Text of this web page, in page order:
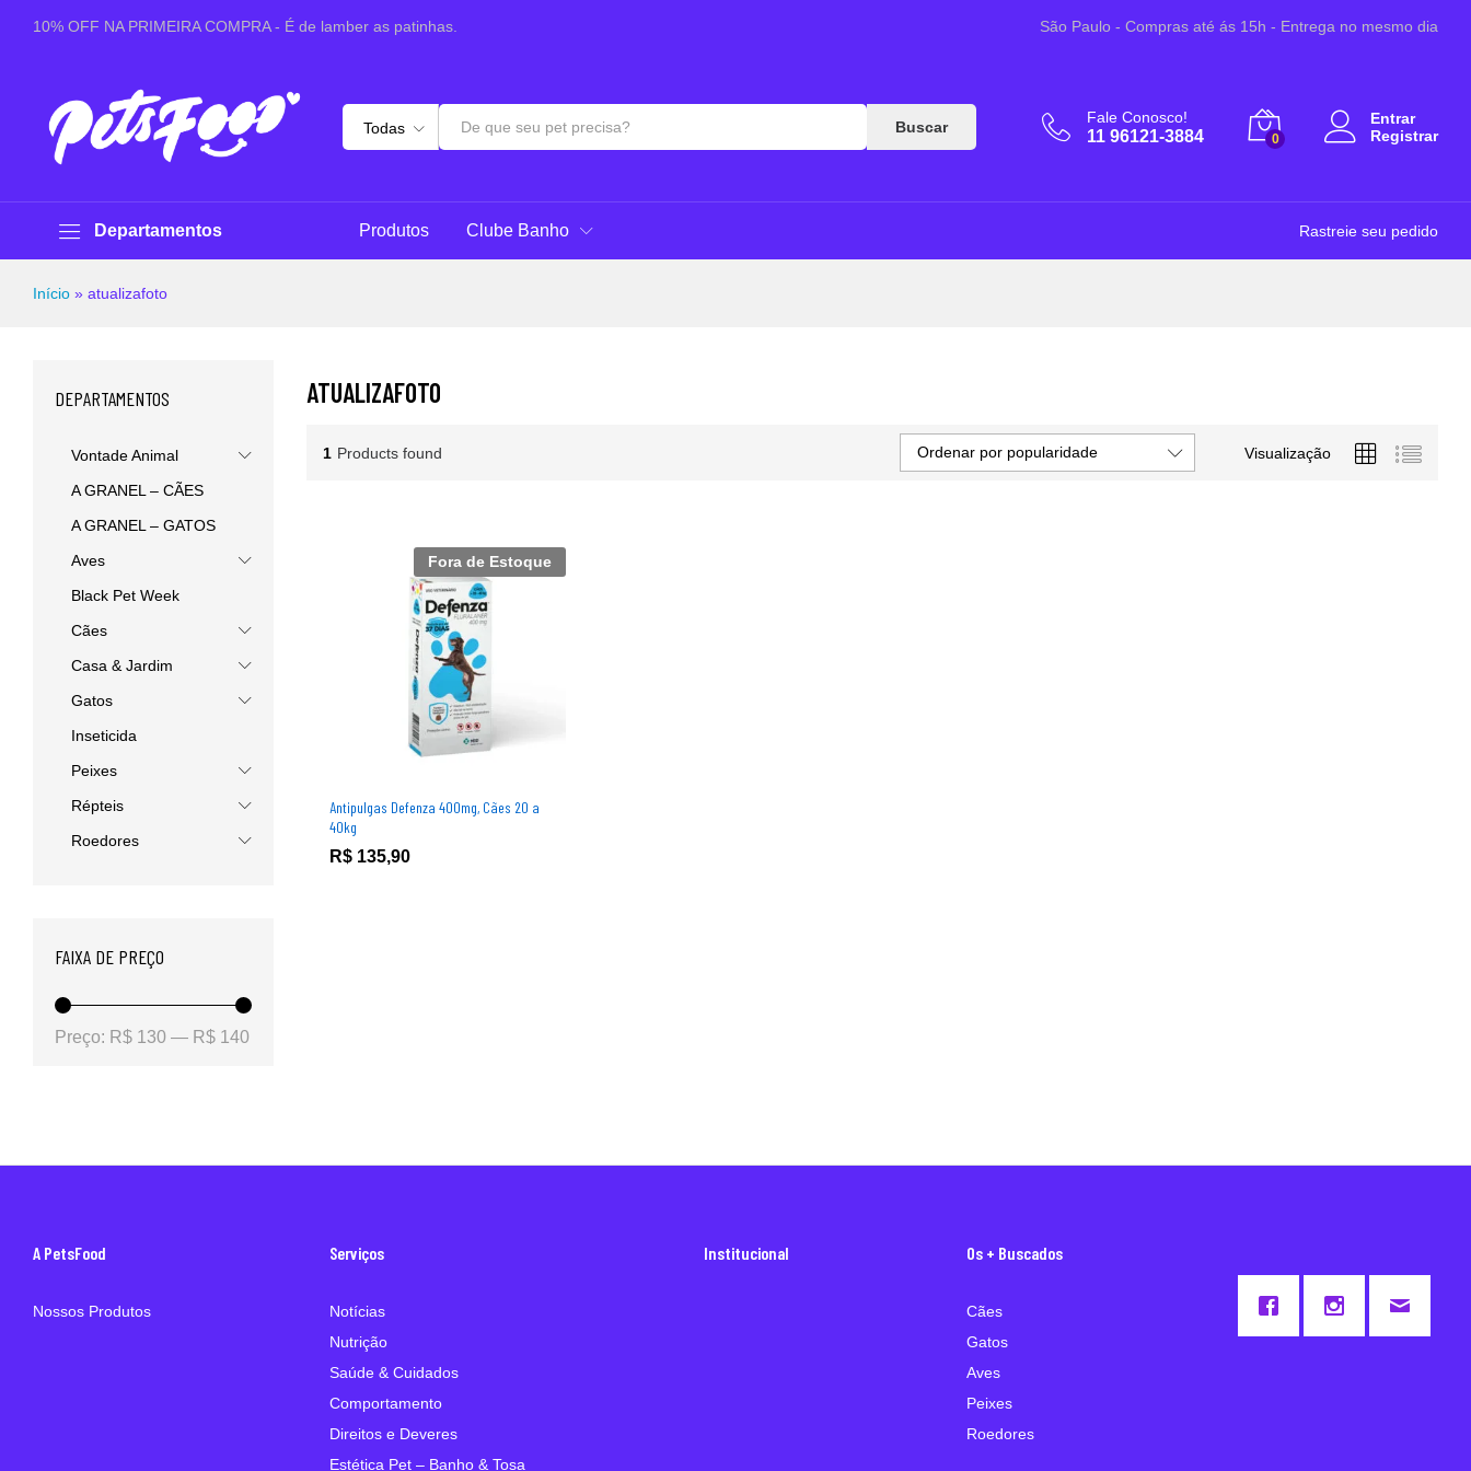
10% OFF NA PRIMEIRA COMPRA - É de lamber as patinhas. São Paulo - Compras até ás 15h - Entrega no mesmo dia
Todas Buscar
Fale Conosco!
11 96121-3884 0
Entrar
Registrar
Departamentos Produtos Clube Banho Rastreie seu pedido
Início » atualizafoto
ATUALIZAFOTO
1 Products found Visualização
Ordenar por popularidade
Fora de Estoque
Antipulgas Defenza 400mg, Cães 20 a
40kg
R$135,90
R$135,90
DEPARTAMENTOS
Vontade Animal
A GRANEL – CÃES
A GRANEL – GATOS
Aves
Black Pet Week
Cães
Casa & Jardim
Gatos
Inseticida
Peixes
Répteis
Roedores
FAIXA DE PREÇO
Preço: R$ 130 — R$ 140
A PetsFood
Nossos Produtos
Serviços
Notícias
Nutrição
Saúde & Cuidados
Comportamento
Direitos e Deveres
Estética Pet – Banho & Tosa
Institucional Os + Buscados
Cães
Gatos
Aves
Peixes
Roedores